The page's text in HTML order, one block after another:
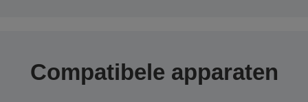
Compatibele apparaten